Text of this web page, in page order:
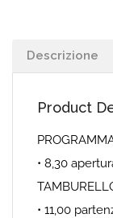
Descrizione
Product
• 8,30
• 11,00